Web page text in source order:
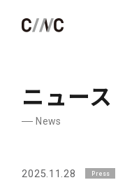
ニュース
News
2025.11.28 Press